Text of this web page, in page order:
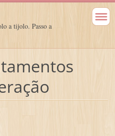
a tijolo. Passo a